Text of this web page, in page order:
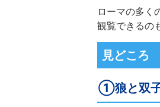
ローマの多く
観覧できるの
見どころ
①狼と双子